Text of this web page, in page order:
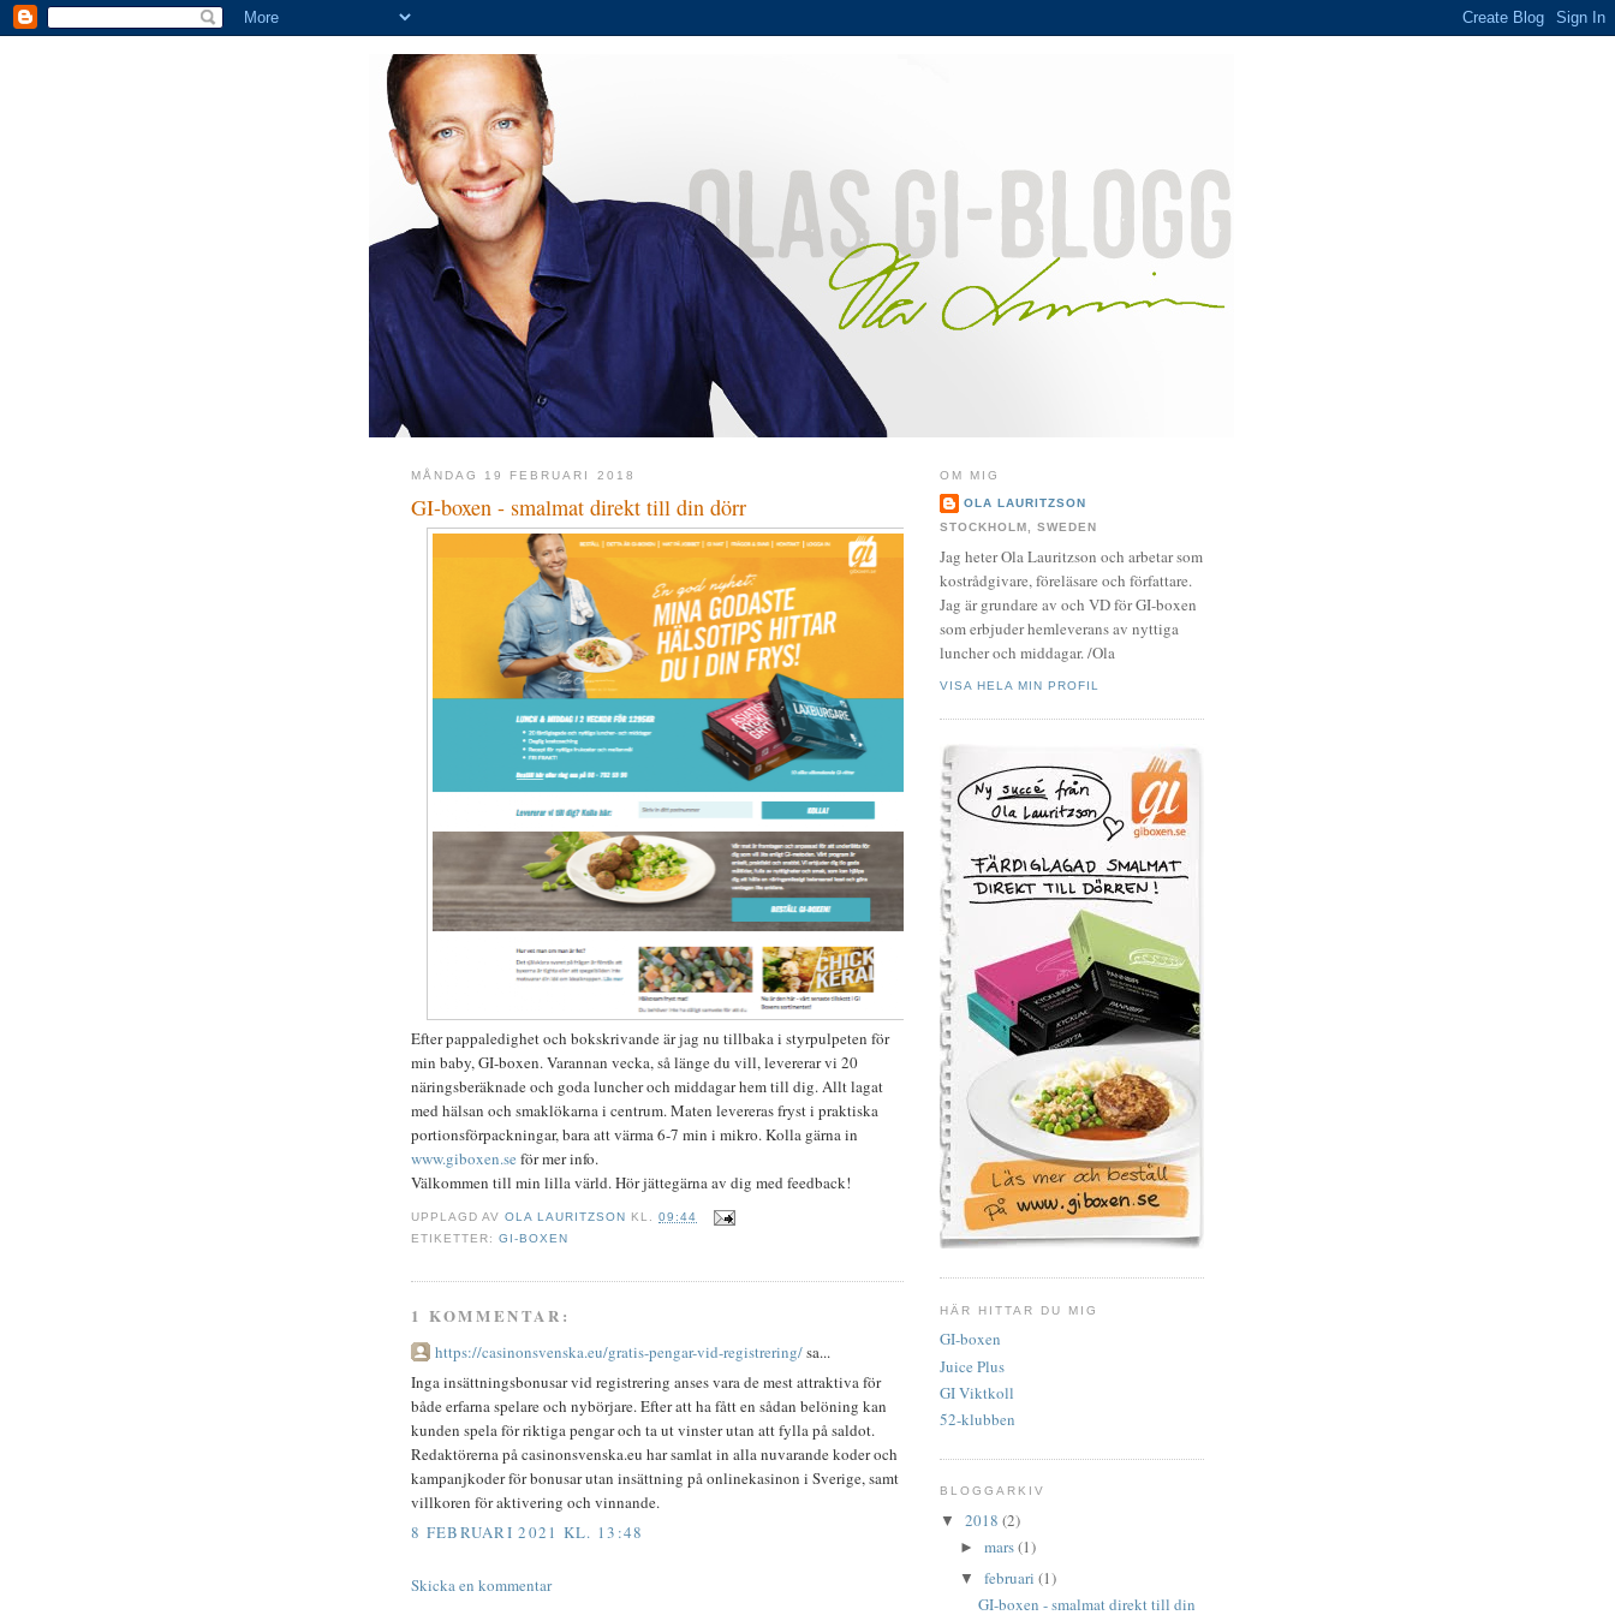
MÅNDAG 19 FEBRUARI 2018
GI-boxen - smalmat direkt till din dörr
Efter pappaledighet och bokskrivande är jag nu tillbaka i styrpulpeten för
min baby, GI-boxen. Varannan vecka, så länge du vill, levererar vi 20
näringsberäknade och goda luncher och middagar hem till dig. Allt lagat
med hälsan och smaklökarna i centrum. Maten levereras fryst i praktiska
portionsförpackningar, bara att värma 6-7 min i mikro. Kolla gärna in
www.giboxen.se för mer info.
Välkommen till min lilla värld. Hör jättegärna av dig med feedback!
UPPLAGD AVOLA LAURITZSON KL.09:44
ETIKETTER:GI-BOXEN
1 KOMMENTAR:
https://casinonsvenska.eu/gratis-pengar-vid-registrering/sa...
Inga insättningsbonusar vid registrering anses vara de mest attraktiva för
både erfarna spelare och nybörjare. Efter att ha fått en sådan belöning kan
kunden spela för riktiga pengar och ta ut vinster utan att fylla på saldot.
Redaktörerna på casinonsvenska.eu har samlat in alla nuvarande koder och
kampanjkoder för bonusar utan insättning på onlinekasinon i Sverige, samt
villkoren för aktivering och vinnande.
8 FEBRUARI 2021 KL. 13:48
Skicka en kommentar
OM MIG
OLA LAURITZSON
STOCKHOLM, SWEDEN
Jag heter Ola Lauritzson och arbetar som
kostrådgivare, föreläsare och författare.
Jag är grundare av och VD för GI-boxen
som erbjuder hemleverans av nyttiga
luncher och middagar. /Ola
VISA HELA MIN PROFIL
HÄR HITTAR DU MIG
GI-boxen
Juice Plus
GI Viktkoll
52-klubben
BLOGGARKIV
▼ 2018 (2)
► mars(1)
▼ februari (1)
GI-boxen - smalmat direkt till din